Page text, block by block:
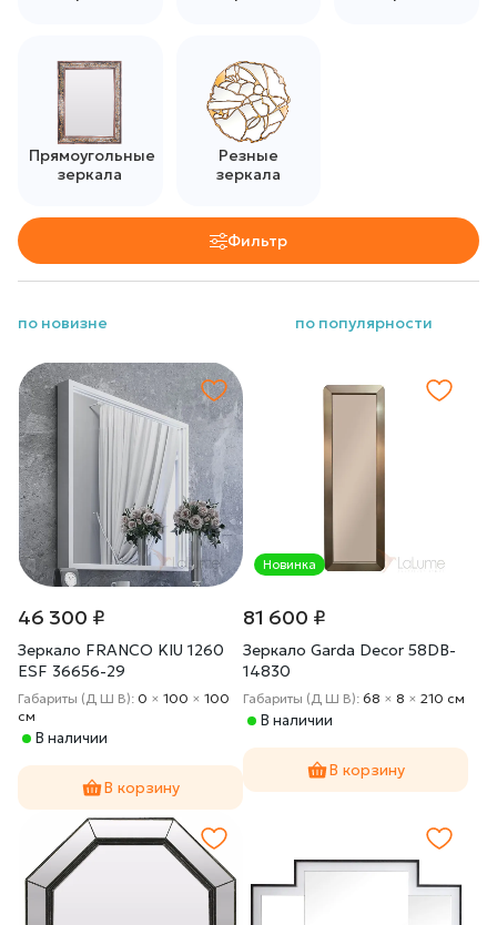
Прямоугольные
зеркала
Резные
зеркала
Фильтр
по новизне по популярности
46 300 ₽
Зеркало FRANCO KIU 1260
ESF 36656-29
Габариты (Д Ш В): 0 × 100 × 100
cм
В наличии
В корзину
Новинка
81 600 ₽
Зеркало Garda Decor 58DB-
14830
Габариты (Д Ш В): 68 × 8 × 210 cм
В наличии
В корзину